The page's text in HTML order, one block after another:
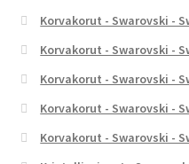
Korvakorut - Swarovski -
Korvakorut - Swarovski -
Korvakorut - Swarovski -
Korvakorut - Swarovski -
Korvakorut - Swarovski -